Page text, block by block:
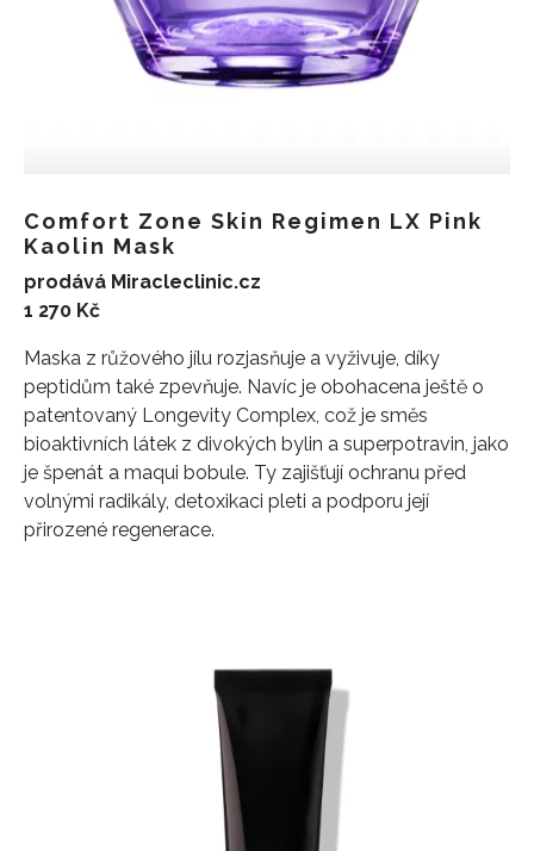
Comfort Zone Skin Regimen LX Pink
Kaolin Mask
prodává Miracleclinic.cz
1 270 Kč
Maska z růžového jílu rozjasňuje a vyživuje, díky
peptidům také zpevňuje. Navíc je obohacena ještě o
patentovaný Longevity Complex, což je směs
bioaktivních látek z divokých bylin a superpotravin, jako
je špenát a maqui bobule. Ty zajišťují ochranu před
volnými radikály, detoxikaci pleti a podporu její
přirozené regenerace.